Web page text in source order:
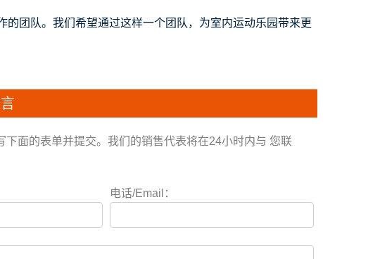
团队。我们希望通过这样一个团队，为室内运动乐园带来更
面的表单并提交。我们的销售代表将在24小时内与 您联
电话/Email：